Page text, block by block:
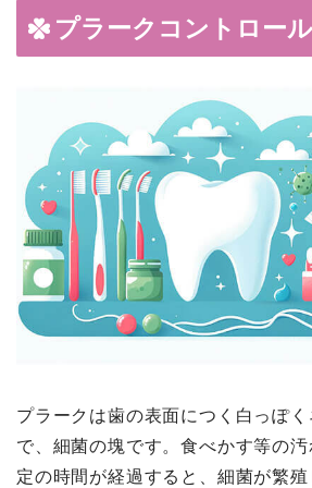
プラークコントロー
プラークは歯の表面につく白っぽ
で、細菌の塊です。食べかす等の
定の時間が経過すると、細菌が繁